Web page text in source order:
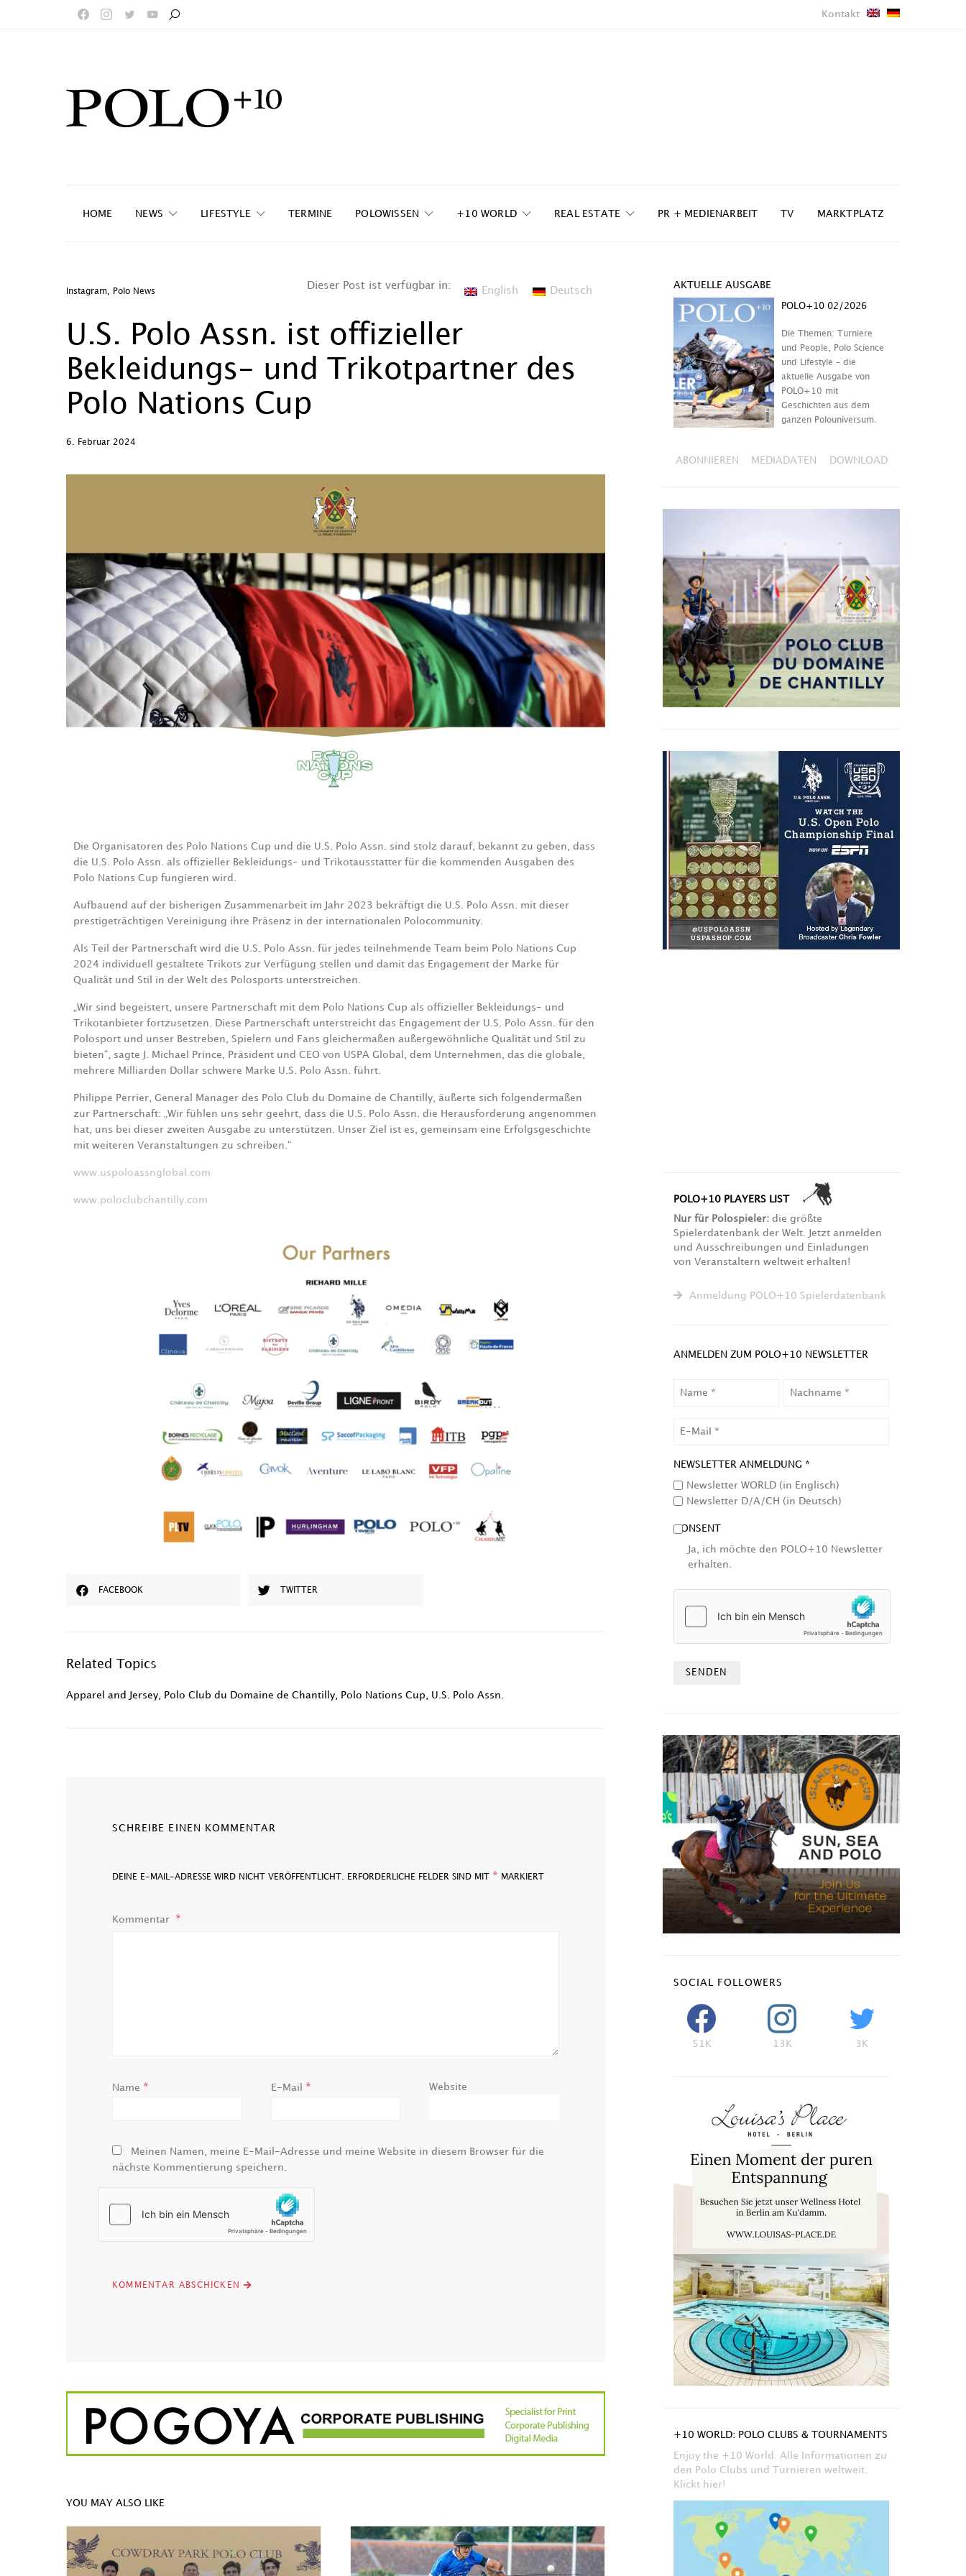
Kontakt
HOME NEWS LIFESTYLE TERMINE POLOWISSEN +10 WORLD REAL ESTATE PR + MEDIENARBEIT TV MARKTPLATZ
Instagram, Polo News
Dieser Post ist verfügbar in: English Deutsch
U.S. Polo Assn. ist offizieller
Bekleidungs- und Trikotpartner des
Polo Nations Cup
6. Februar 2024
Die Organisatoren des Polo Nations Cup und die U.S. Polo Assn. sind stolz darauf, bekannt zu geben, dass
die U.S. Polo Assn. als offizieller Bekleidungs- und Trikotausstatter für die kommenden Ausgaben des
Polo Nations Cup fungieren wird.
Aufbauend auf der bisherigen Zusammenarbeit im Jahr 2023 bekräftigt die U.S. Polo Assn. mit dieser
prestigeträchtigen Vereinigung ihre Präsenz in der internationalen Polocommunity.
Als Teil der Partnerschaft wird die U.S. Polo Assn. für jedes teilnehmende Team beim Polo Nations Cup
2024 individuell gestaltete Trikots zur Verfügung stellen und damit das Engagement der Marke für
Qualität und Stil in der Welt des Polosports unterstreichen.
„Wir sind begeistert, unsere Partnerschaft mit dem Polo Nations Cup als offizieller Bekleidungs- und
Trikotanbieter fortzusetzen. Diese Partnerschaft unterstreicht das Engagement der U.S. Polo Assn. für den
Polosport und unser Bestreben, Spielern und Fans gleichermaßen außergewöhnliche Qualität und Stil zu
bieten“, sagte J. Michael Prince, Präsident und CEO von USPA Global, dem Unternehmen, das die globale,
mehrere Milliarden Dollar schwere Marke U.S. Polo Assn. führt.
Philippe Perrier, General Manager des Polo Club du Domaine de Chantilly, äußerte sich folgendermaßen
zur Partnerschaft: „Wir fühlen uns sehr geehrt, dass die U.S. Polo Assn. die Herausforderung angenommen
hat, uns bei dieser zweiten Ausgabe zu unterstützen. Unser Ziel ist es, gemeinsam eine Erfolgsgeschichte
mit weiteren Veranstaltungen zu schreiben.“
www.uspoloassnglobal.com
www.poloclubchantilly.com
FACEBOOK TWITTER
Related Topics
Apparel and Jersey Polo Club du Domaine de Chantilly Polo Nations Cup U.S. Polo Assn.
SCHREIBE EINEN KOMMENTAR
DEINE E-MAIL-ADRESSE WIRD NICHT VERÖFFENTLICHT. ERFORDERLICHE FELDER SIND MIT * MARKIERT
Kommentar
Name * E-Mail * Website
Meinen Namen, meine E-Mail-Adresse und meine Website in diesem Browser für die
nächste Kommentierung speichern.
YOU MAY ALSO LIKE
AKTUELLE AUSGABE
POLO+10 02/2026
Die Themen: Turniere
und People, Polo Science
und Lifestyle – die
aktuelle Ausgabe von
POLO+10 mit
Geschichten aus dem
ganzen Polouniversum.
ABONNIEREN MEDIADATEN DOWNLOAD
POLO+10 PLAYERS LIST
Nur für Polospieler:die größte
Spielerdatenbank der Welt. Jetzt anmelden
und Ausschreibungen und Einladungen
von Veranstaltern weltweit erhalten!
Anmeldung POLO+10 Spielerdatenbank
ANMELDEN ZUM POLO+10 NEWSLETTER
NEWSLETTER ANMELDUNG *
Newsletter WORLD (in Englisch)
Newsletter D/A/CH (in Deutsch)
CONSENT
Ja, ich möchte den POLO+10 Newsletter
erhalten.
SOCIAL FOLLOWERS
51K 13K 3K
+10 WORLD: POLO CLUBS & TOURNAMENTS
Enjoy the +10 World. Alle Informationen zu
den Polo Clubs und Turnieren weltweit.
Klickt hier!